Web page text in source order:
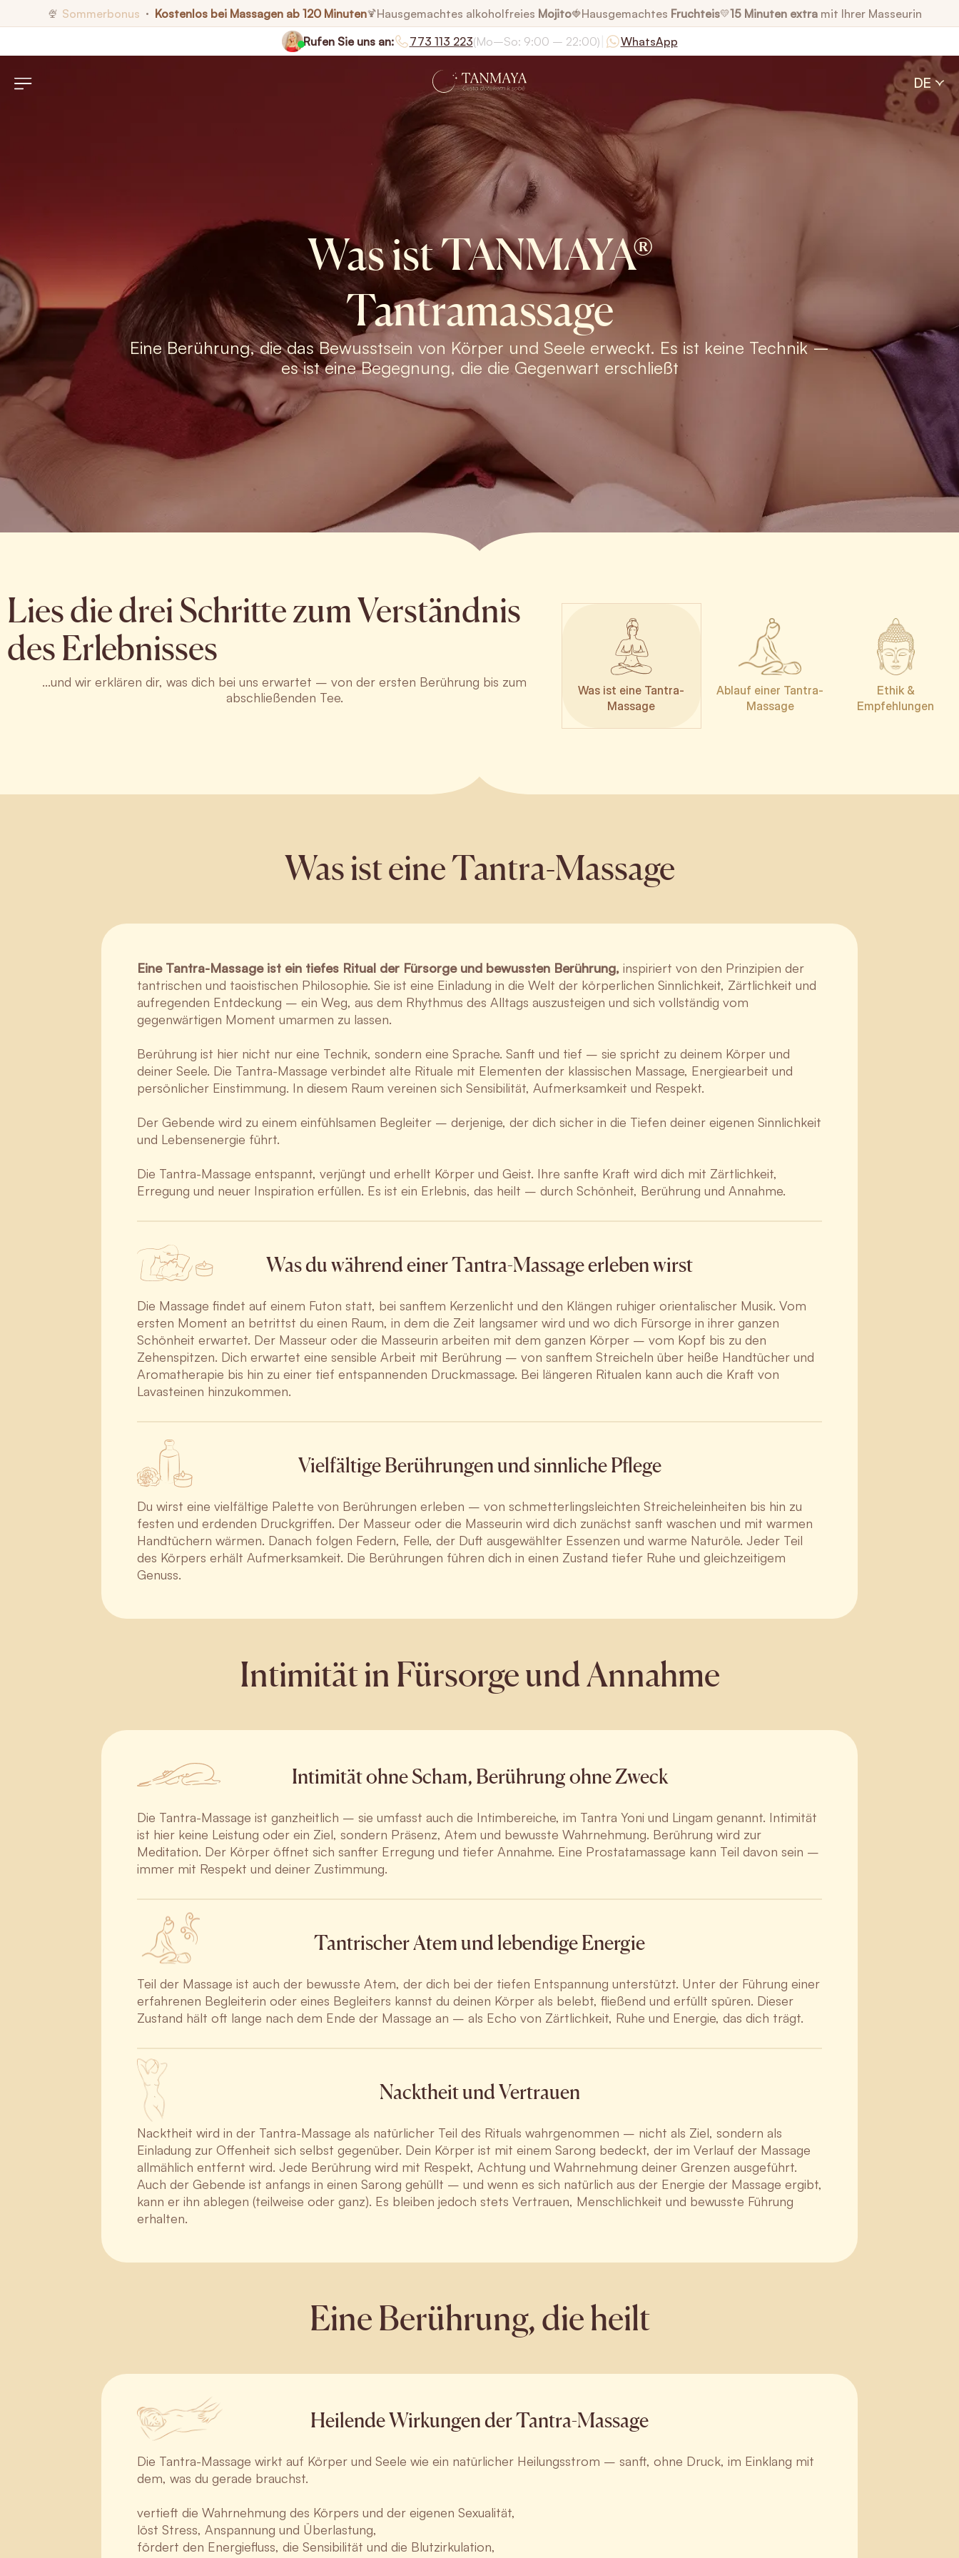
🍨 Sommerbonus • Kostenlos bei Massagen ab 120 Minuten🍹Hausgemachtes alkoholfreies Mojito🍓Hausgemachtes Fruchteis💛15 Minuten extra mit Ihrer Masseurin
Rufen Sie uns an:
773 113 223(Mo–So: 9:00 – 22:00) WhatsApp
DE
Was ist TANMAYA®
Tantramassage
Eine Berührung, die das Bewusstsein von Körper und Seele erweckt. Es ist keine Technik –
es ist eine Begegnung, die die Gegenwart erschließt
Lies die drei Schritte zum Verständnis
des Erlebnisses
...und wir erklären dir, was dich bei uns erwartet – von der ersten Berührung bis zum
abschließenden Tee.
Was ist eine Tantra-
Massage
Ablauf einer Tantra-
Massage
Ethik &
Empfehlungen
Was ist eine Tantra-Massage
Eine Tantra-Massage ist ein tiefes Ritual der Fürsorge und bewussten Berührung, inspiriert von den Prinzipien der
tantrischen und taoistischen Philosophie. Sie ist eine Einladung in die Welt der körperlichen Sinnlichkeit, Zärtlichkeit und
aufregenden Entdeckung – ein Weg, aus dem Rhythmus des Alltags auszusteigen und sich vollständig vom
gegenwärtigen Moment umarmen zu lassen.
Berührung ist hier nicht nur eine Technik, sondern eine Sprache. Sanft und tief – sie spricht zu deinem Körper und
deiner Seele. Die Tantra-Massage verbindet alte Rituale mit Elementen der klassischen Massage, Energiearbeit und
persönlicher Einstimmung. In diesem Raum vereinen sich Sensibilität, Aufmerksamkeit und Respekt.
Der Gebende wird zu einem einfühlsamen Begleiter – derjenige, der dich sicher in die Tiefen deiner eigenen Sinnlichkeit
und Lebensenergie führt.
Die Tantra-Massage entspannt, verjüngt und erhellt Körper und Geist. Ihre sanfte Kraft wird dich mit Zärtlichkeit,
Erregung und neuer Inspiration erfüllen. Es ist ein Erlebnis, das heilt – durch Schönheit, Berührung und Annahme.
Was du während einer Tantra-Massage erleben wirst
Die Massage findet auf einem Futon statt, bei sanftem Kerzenlicht und den Klängen ruhiger orientalischer Musik. Vom
ersten Moment an betrittst du einen Raum, in dem die Zeit langsamer wird und wo dich Fürsorge in ihrer ganzen
Schönheit erwartet. Der Masseur oder die Masseurin arbeiten mit dem ganzen Körper – vom Kopf bis zu den
Zehenspitzen. Dich erwartet eine sensible Arbeit mit Berührung – von sanftem Streicheln über heiße Handtücher und
Aromatherapie bis hin zu einer tief entspannenden Druckmassage. Bei längeren Ritualen kann auch die Kraft von
Lavasteinen hinzukommen.
Vielfältige Berührungen und sinnliche Pflege
Du wirst eine vielfältige Palette von Berührungen erleben – von schmetterlingsleichten Streicheleinheiten bis hin zu
festen und erdenden Druckgriffen. Der Masseur oder die Masseurin wird dich zunächst sanft waschen und mit warmen
Handtüchern wärmen. Danach folgen Federn, Felle, der Duft ausgewählter Essenzen und warme Naturöle. Jeder Teil
des Körpers erhält Aufmerksamkeit. Die Berührungen führen dich in einen Zustand tiefer Ruhe und gleichzeitigem
Genuss.
Intimität in Fürsorge und Annahme
Intimität ohne Scham, Berührung ohne Zweck
Die Tantra-Massage ist ganzheitlich – sie umfasst auch die Intimbereiche, im Tantra Yoni und Lingam genannt. Intimität
ist hier keine Leistung oder ein Ziel, sondern Präsenz, Atem und bewusste Wahrnehmung. Berührung wird zur
Meditation. Der Körper öffnet sich sanfter Erregung und tiefer Annahme. Eine Prostatamassage kann Teil davon sein –
immer mit Respekt und deiner Zustimmung.
Tantrischer Atem und lebendige Energie
Teil der Massage ist auch der bewusste Atem, der dich bei der tiefen Entspannung unterstützt. Unter der Führung einer
erfahrenen Begleiterin oder eines Begleiters kannst du deinen Körper als belebt, fließend und erfüllt spüren. Dieser
Zustand hält oft lange nach dem Ende der Massage an – als Echo von Zärtlichkeit, Ruhe und Energie, das dich trägt.
Nacktheit und Vertrauen
Nacktheit wird in der Tantra-Massage als natürlicher Teil des Rituals wahrgenommen – nicht als Ziel, sondern als
Einladung zur Offenheit sich selbst gegenüber. Dein Körper ist mit einem Sarong bedeckt, der im Verlauf der Massage
allmählich entfernt wird. Jede Berührung wird mit Respekt, Achtung und Wahrnehmung deiner Grenzen ausgeführt.
Auch der Gebende ist anfangs in einen Sarong gehüllt – und wenn es sich natürlich aus der Energie der Massage ergibt,
kann er ihn ablegen (teilweise oder ganz). Es bleiben jedoch stets Vertrauen, Menschlichkeit und bewusste Führung
erhalten.
Eine Berührung, die heilt
Heilende Wirkungen der Tantra-Massage
Die Tantra-Massage wirkt auf Körper und Seele wie ein natürlicher Heilungsstrom – sanft, ohne Druck, im Einklang mit
dem, was du gerade brauchst.
vertieft die Wahrnehmung des Körpers und der eigenen Sexualität,
löst Stress, Anspannung und Überlastung,
fördert den Energiefluss, die Sensibilität und die Blutzirkulation,